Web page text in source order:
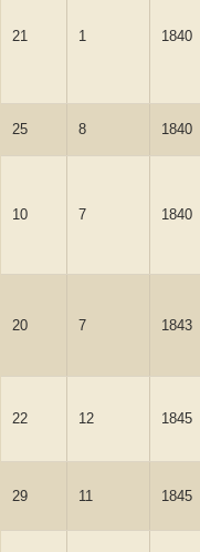
21 1 1840
25 8 1840
10 7 1840
20 7 1843
22 12 1845
29 11 1845